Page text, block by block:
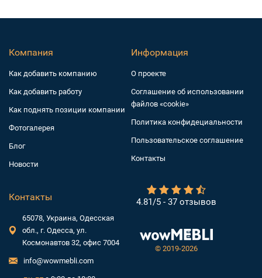
© 2019-2026
4.81/5 - 37 отзывов
Компания
Как добавить компанию
Как добавить работу
Как поднять позиции компании
Фотогалерея
Блог
Новости
Информация
О проекте
Соглашение об использовании
файлов «cookie»
Политика конфидециальности
Пользовательское соглашение
Контакты
Контакты
65078, Украина, Одесская
обл., г. Одесса, ул.
Космонавтов 32, офис 7004
info@wowmebli.com